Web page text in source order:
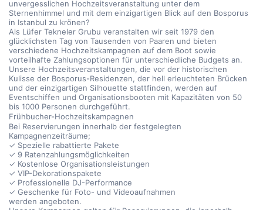
unvergesslichen Hochzeitsveranstaltung unter dem
Sternenhimmel und mit dem einzigartigen Blick auf den Bosporus
in Istanbul zu krönen?
Als Lüfer Tekneler Grubu veranstalten wir seit 1979 den
glücklichsten Tag von Tausenden von Paaren und bieten
verschiedene Hochzeitskampagnen auf dem Boot sowie
vorteilhafte Zahlungsoptionen für unterschiedliche Budgets an.
Unsere Hochzeitsveranstaltungen, die vor der historischen
Kulisse der Bosporus-Residenzen, der hell erleuchteten Brücken
und der einzigartigen Silhouette stattfinden, werden auf
Eventschiffen und Organisationsbooten mit Kapazitäten von 50
bis 1000 Personen durchgeführt.
Frühbucher-Hochzeitskampagnen
Bei Reservierungen innerhalb der festgelegten
Kampagnenzeiträume;
✓ Spezielle rabattierte Pakete
✓ 9 Ratenzahlungsmöglichkeiten
✓ Kostenlose Organisationsleistungen
✓ VIP-Dekorationspakete
✓ Professionelle DJ-Performance
✓ Geschenke für Foto- und Videoaufnahmen
werden angeboten.